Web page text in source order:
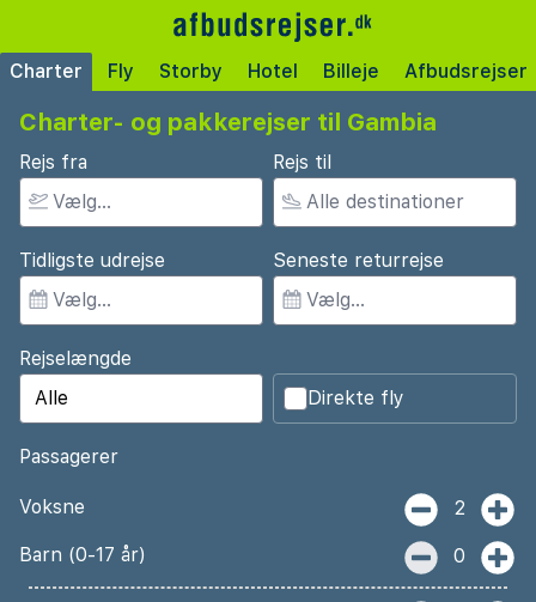
Charter Fly Storby Hotel Billeje Afbudsrejser
Charter- og pakkerejser til Gambia
Rejs fra Rejs til
Tidligste udrejse Seneste returrejse
Rejselængde
Direkte fly
Passagerer
Voksne 2
Barn (0-17 år) 0